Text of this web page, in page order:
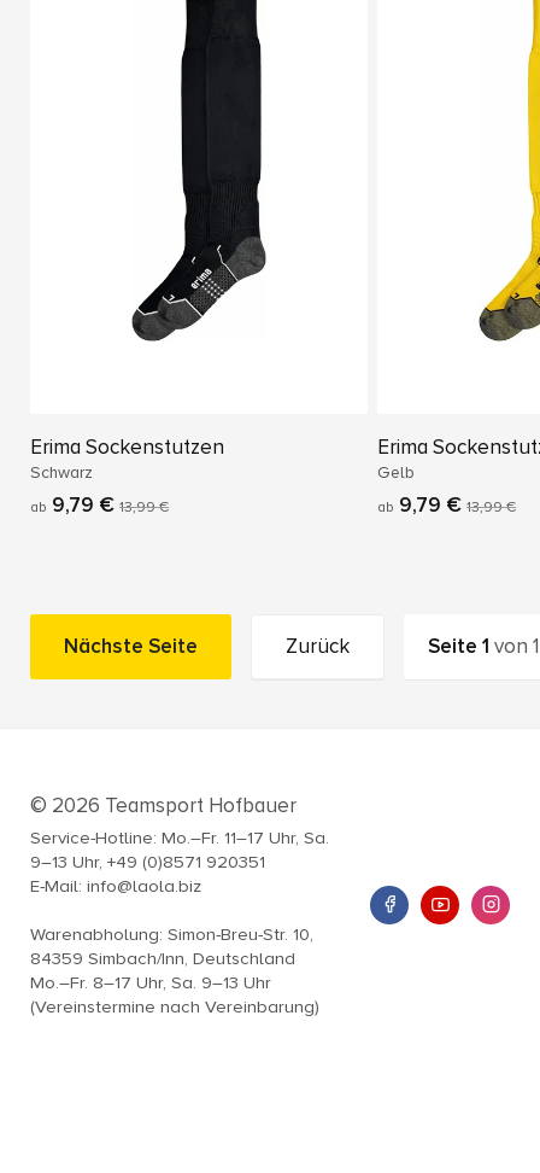
Erima Sockenstutzen
Schwarz
ab 9,79 € 13,99 €
Erima
Gelb
ab 9,79 € 13,99 €
Nächste Seite Zurück Seite1 von1
© 2026 Teamsport Hofbauer
Service-Hotline: Mo.–Fr. 11–17 Uhr, Sa.
9–13 Uhr, +49 (0)8571 920351
E-Mail: info@laola.biz
Warenabholung: Simon-Breu-Str. 10,
84359 Simbach/Inn, Deutschland
Mo.–Fr. 8–17 Uhr, Sa. 9–13 Uhr
(Vereinstermine nach Vereinbarung)